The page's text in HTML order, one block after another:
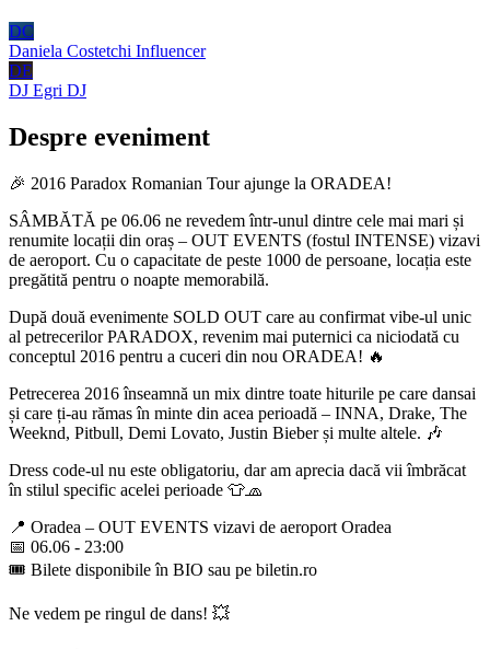
DC
Daniela Costetchi Influencer
DE
DJ Egri DJ
Despre eveniment
🎉 2016 Paradox Romanian Tour ajunge la ORADEA!
SÂMBĂTĂ pe 06.06 ne revedem într-unul dintre cele mai mari și
renumite locații din oraș – OUT EVENTS (fostul INTENSE) vizavi
de aeroport. Cu o capacitate de peste 1000 de persoane, locația este
pregătită pentru o noapte memorabilă.
După două evenimente SOLD OUT care au confirmat vibe-ul unic
al petrecerilor PARADOX, revenim mai puternici ca niciodată cu
conceptul 2016 pentru a cuceri din nou ORADEA! 🔥
Petrecerea 2016 înseamnă un mix dintre toate hiturile pe care dansai
și care ți-au rămas în minte din acea perioadă – INNA, Drake, The
Weeknd, Pitbull, Demi Lovato, Justin Bieber și multe altele. 🎶
Dress code-ul nu este obligatoriu, dar am aprecia dacă vii îmbrăcat
în stilul specific acelei perioade 👕🧢
📍 Oradea – OUT EVENTS vizavi de aeroport Oradea
📅 06.06 - 23:00
🎟️ Bilete disponibile în BIO sau pe biletin.ro
Ne vedem pe ringul de dans! 💥